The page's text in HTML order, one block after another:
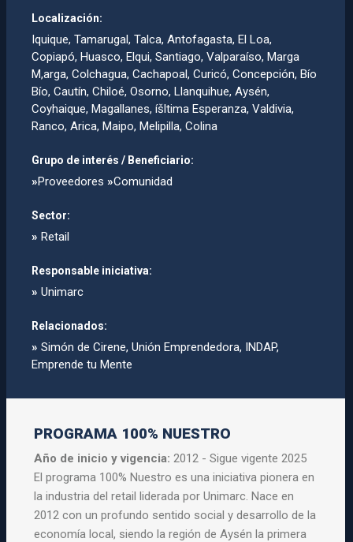
Localización:
Iquique, Tamarugal, Talca, Antofagasta, El Loa,
Copiapó, Huasco, Elqui, Santiago, Valparaí­so, Marga
M,arga, Colchagua, Cachapoal, Curicó, Concepción, Bí­o
Bí­o, Cautí­n, Chiloé, Osorno, Llanquihue, Aysén,
Coyhaique, Magallanes, íšltima Esperanza, Valdivia,
Ranco, Arica, Maipo, Melipilla, Colina
Grupo de interés / Beneficiario:
»Proveedores »Comunidad
Sector:
» Retail
Responsable iniciativa:
» Unimarc
Relacionados:
» Simón de Cirene, Unión Emprendedora, INDAP,
Emprende tu Mente
PROGRAMA 100% NUESTRO
Año de inicio y vigencia:2012 - Sigue vigente 2025
El programa 100% Nuestro es una iniciativa pionera en
la industriadel retail liderada por Unimarc. Nace en
2012 con un profundo sentido social y desarrollo de la
economía local, siendo la región de Aysén laprimera